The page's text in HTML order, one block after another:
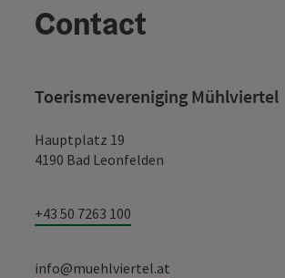
Contact
Toerismevereniging Mühlviertel
Hauptplatz 19
4190 Bad Leonfelden
+43 50 7263 100
info@muehlviertel.at